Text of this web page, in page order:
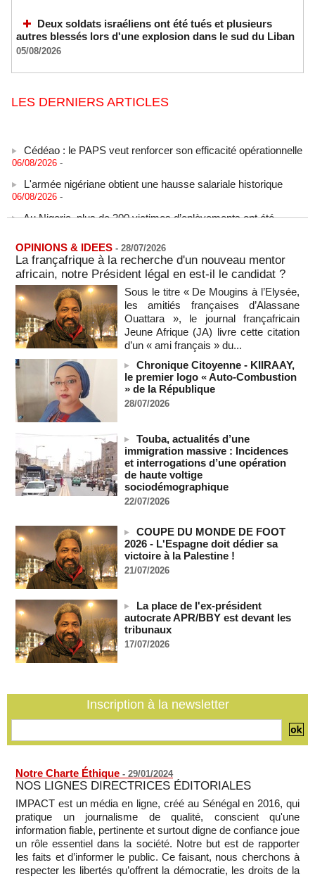
Deux soldats israéliens ont été tués et plusieurs
autres blessés lors d'une explosion dans le sud du Liban
05/08/2026
LES DERNIERS ARTICLES
06/08/2026
06/08/2026 -
libérées
Au Nigeria, plus de 300 victimes d’enlèvements ont été
libérées
06/08/2026 -
Soutenir l’intégrité de l’information à Sao Tomé-et-Principe à
l’approche des élections
06/08/2026 -
Taïwan bloque un pont stratégique lors de la simulation d'une
invasion par la Chine
06/08/2026 -
Les Bourses mondiales suspendues au Moyen-Orient,
records en Europe
06/08/2026 -
Soudan du Sud : Les avocats de Riek Machar sollicitent un
accès à leur client avant la prochaine audience
06/08/2026 -
France-Algérie: l'affaire Mehdi Laribi relance la coopération
policière contre le narcotrafic
Guinée : l'absence du président Doumbouya ravive les
tensions politiques
06/08/2026 -
Bénin: le nouveau Sénat élit son premier président
06/08/2026 -
La Centrafrique et le Cameroun apaisent les tensions après
un incident frontalier
06/08/2026 -
Vu & Lu sur X - Donald Trump dans le piège à milliards de la
BBC
OPINIONS & IDEES - 28/07/2026
La françafrique à la recherche d'un nouveau mentor
africain, notre Président légal en est-il le candidat ?
Sous le titre « De Mougins à l’Elysée,
les amitiés françaises d’Alassane
Ouattara », le journal françafricain
Jeune Afrique (JA) livre cette citation
d’un « ami français » du...
Chronique Citoyenne - KIIRAAY,
le premier logo « Auto-Combustion
» de la République
28/07/2026
Touba, actualités d’une
immigration massive : Incidences
et interrogations d’une opération
de haute voltige
sociodémographique
22/07/2026
COUPE DU MONDE DE FOOT
2026 - L'Espagne doit dédier sa
victoire à la Palestine !
21/07/2026
La place de l'ex-président
autocrate APR/BBY est devant les
tribunaux
17/07/2026
Inscription à la newsletter
Notre Charte Éthique - 29/01/2024
NOS LIGNES DIRECTRICES ÉDITORIALES
IMPACT est un média en ligne, créé au Sénégal en 2016, qui
pratique un journalisme de qualité, conscient qu'une
information fiable, pertinente et surtout digne de confiance joue
un rôle essentiel dans la société. Notre but est de rapporter
les faits et d’informer le public. Ce faisant, nous cherchons à
respecter les libertés qu’offrent la démocratie, les droits de la